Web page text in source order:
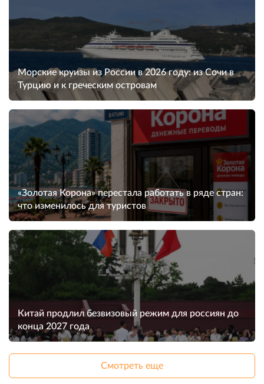
Морские круизы из России в 2026 году: из Сочи в
Турцию и к греческим островам
«Золотая Корона» перестала работать в ряде стран:
что изменилось для туристов
Китай продлил безвизовый режим для россиян до
конца 2027 года
Смотреть еще